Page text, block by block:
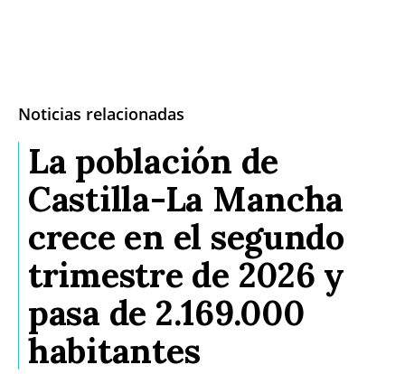
Noticias relacionadas
La población de
Castilla-La Mancha
crece en el segundo
trimestre de 2026 y
pasa de 2.169.000
habitantes